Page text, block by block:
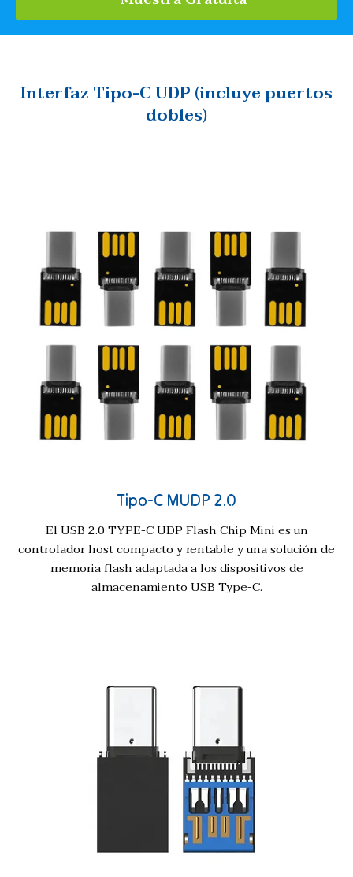
Interfaz Tipo-C UDP (incluye puertos
dobles)
Tipo-C MUDP 2.0
El USB 2.0 TYPE-C UDP Flash Chip Mini es un
controlador host compacto y rentable y una solución de
memoria flash adaptada a los dispositivos de
almacenamiento USB Type-C.